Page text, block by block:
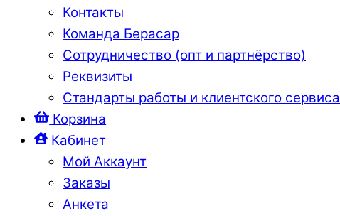
Контакты
Команда Берасар
Сотрудничество (опт и партнёрство)
Реквизиты
Стандарты работы и клиентского сервиса
Корзина
Кабинет
Мой Аккаунт
Заказы
Анкета